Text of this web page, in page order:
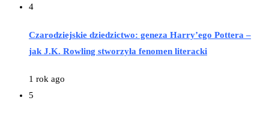
4
Czarodziejskie dziedzictwo: geneza Harry’ego Pottera –
jak J.K. Rowling stworzyła fenomen literacki
1 rok ago
5